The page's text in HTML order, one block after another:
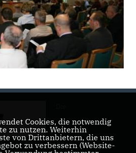
Cookies, die notwendig
zu nutzen. Weiterhin
von Drittanbietern, die uns
zu verbessern (Website-